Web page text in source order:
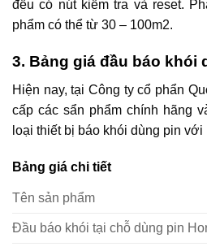
đều có nút kiểm tra và reset.
phẩm có thể từ 30 – 100m2.
3. Bảng giá đầu báo khói
Hiện nay, tại Công ty cổ phẩn
cấp các sẩn phẩm chính hãng
loại thiết bị báo khói dùng pin
Bảng giá chi tiết
Tên sản phẩm
Đầu báo khói tại chỗ dùng pin